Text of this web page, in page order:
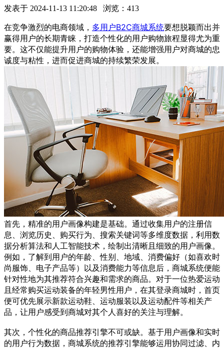
发表于 2024-11-13 11:20:48 浏览：413
在竞争激烈的电商领域， 多用户B2C商城系统要想脱颖而出并
赢得用户的长期青睐，打造个性化的用户购物旅程显得尤为重
要。这不仅能提升用户的购物体验，还能增强用户对商城的忠
诚度与粘性，进而促进商城的持续繁荣发展。
首先，精准的用户画像构建是基础。通过收集用户的注册信
息、浏览历史、购买行为、搜索关键词等多维度数据，利用数
据分析算法和人工智能技术，绘制出清晰且细致的用户画像。
例如，了解到用户的年龄、性别、地域、消费偏好（如喜欢时
尚服饰、电子产品等）以及消费能力等信息后，商城系统便能
针对性地为其推荐符合兴趣和需求的商品。对于一位热爱运动
且经常购买运动装备的年轻男性用户，在其登录商城时，首页
便可优先展示新款运动鞋、运动服装以及运动配件等相关产
品，让用户感受到商城对其个人喜好的关注与理解。
其次，个性化的商品推荐引擎不可或缺。基于用户画像和实时
的用户行为数据，商城系统的推荐引擎能够运用协同过滤、内